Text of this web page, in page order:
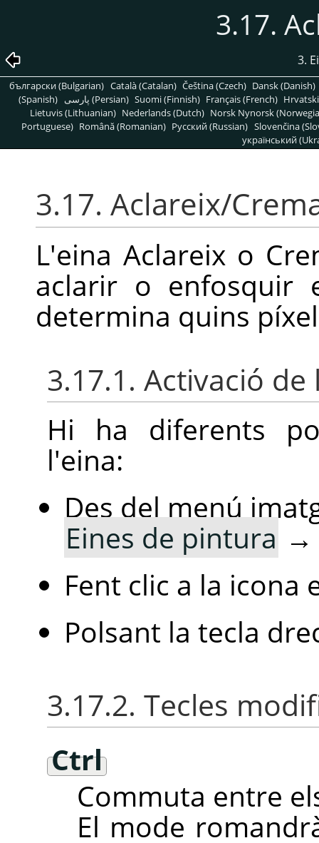
3.17.
3.
български (Bulgarian) Català (Catalan) Čeština (Czech) Dansk (Danish)
(Spanish)
پارسی (Persian) Suomi (Finnish) Français (French)
Lietuvis (Lithuanian) Nederlands (Dutch) Norsk Nynorsk
Portuguese) Română (Romanian) Pусский (Russian) Slovenčina
український
3.17. Aclareix/
L'eina Aclareix o
aclarir o enfosquir
determina quins
3.17.1. Activació de
Hi ha diferents
l'eina:
Des del menú
Eines de pintura
Fent clic a la icona
Polsant la tecla
3.17.2. Tecles
Ctrl
Commuta entre
El mode